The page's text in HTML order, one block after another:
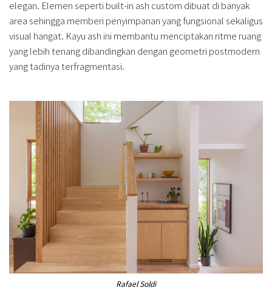
elegan. Elemen seperti built-in ash custom dibuat di banyak
area sehingga memberi penyimpanan yang fungsional sekaligus
visual hangat. Kayu ash ini membantu menciptakan ritme ruang
yang lebih tenang dibandingkan dengan geometri postmodern
yang tadinya terfragmentasi.
Rafael Soldi